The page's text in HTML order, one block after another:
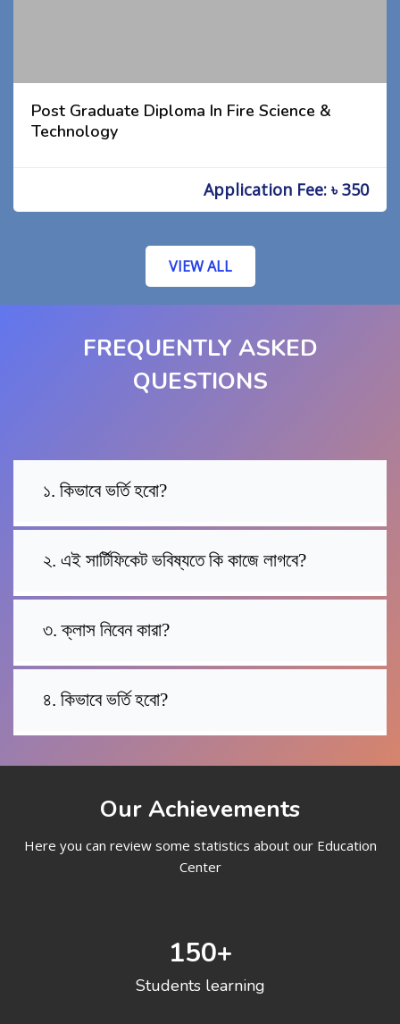
Post Graduate Diploma In Fire Science &
Technology
Application Fee: ৳ 350
VIEW ALL
FREQUENTLY ASKED
QUESTIONS
১. কিভাবে ভর্তি হবো?
২. এই সার্টিফিকেট ভবিষ্যতে কি কাজে লাগবে?
৩. ক্লাস নিবেন কারা?
৪. কিভাবে ভর্তি হবো?
Our Achievements
Here you can review some statistics about our Education
Center
150+
Students learning